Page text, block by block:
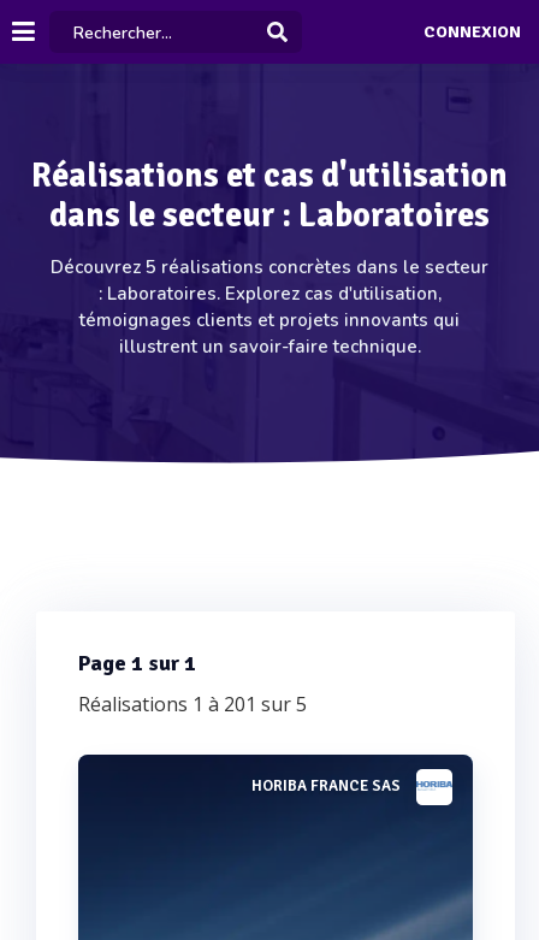
CONNEXION
Réalisations et cas d'utilisation
dans le secteur : Laboratoires
Découvrez 5 réalisations concrètes dans le secteur
: Laboratoires. Explorez cas d'utilisation,
témoignages clients et projets innovants qui
illustrent un savoir-faire technique.
Page 1 sur 1
Réalisations 1 à 201 sur 5
HORIBA FRANCE SAS